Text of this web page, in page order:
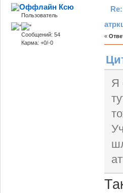
Ксю
Пользователь
Сообщений: 54
Карма: +0/-0
«
Я